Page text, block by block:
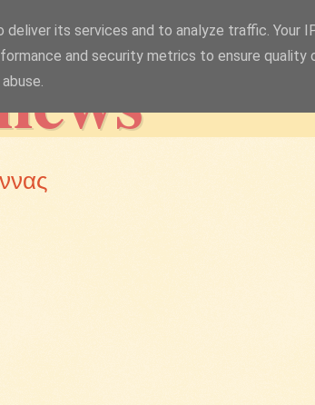
its services and to analyze traffic. Your
and security metrics to ensure quality